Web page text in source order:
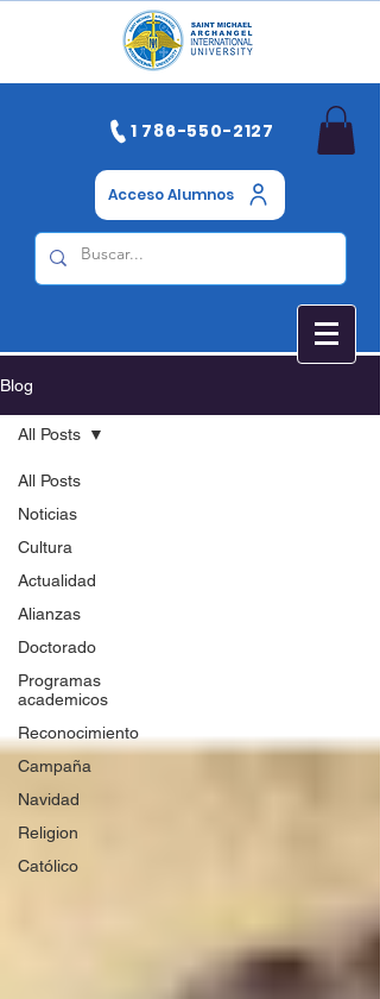
1 786-550-2127
Acceso Alumnos
Blog
All Posts
Noticias
Cultura
Actualidad
Alianzas
Doctorado
Programas
academicos
Reconocimiento
Campaña
Navidad
Religion
Católico
All Posts